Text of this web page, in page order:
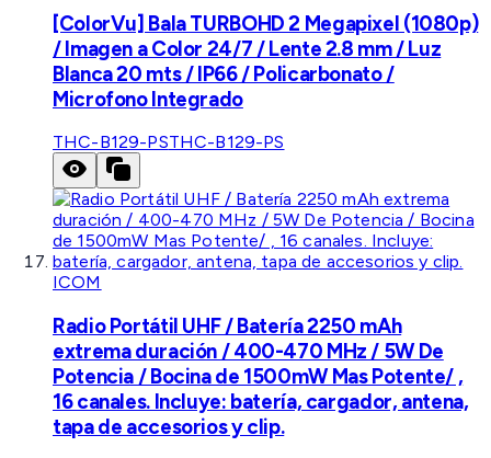
[ColorVu] Bala TURBOHD 2 Megapixel (1080p)
/ Imagen a Color 24/7 / Lente 2.8 mm / Luz
Blanca 20 mts / IP66 / Policarbonato /
Microfono Integrado
THC-B129-PSTHC-B129-PS
ICOM
Radio Portátil UHF / Batería 2250 mAh
extrema duración / 400-470 MHz / 5W De
Potencia / Bocina de 1500mW Mas Potente/ ,
16 canales. Incluye: batería, cargador, antena,
tapa de accesorios y clip.